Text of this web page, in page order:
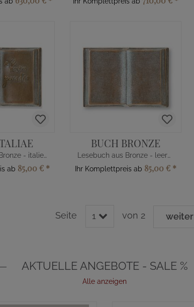
Lesebuch aus Bronze - italienisch
ab 85,00 € *
BUCH BRONZE
Lesebuch aus Bronze - leere Seiten
Ihr Komplettpreis ab 85,00 € *
Seite 1 von 2 weiter
AKTUELLE ANGEBOTE - SALE %
Alle anzeigen